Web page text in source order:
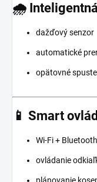
🌧️
dažďový senzor
automatické
opätovné
📱 Smart
Wi-Fi +
ovládanie